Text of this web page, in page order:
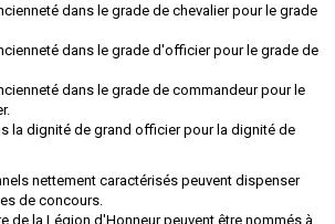
dans le grade de chevalier pour le grade
dans le grade d'officier pour le grade de
dans le grade de commandeur pour le
la dignité de grand officier pour la dignité de
nettement caractérisés peuvent dispenser
de concours.
de la Légion d'Honneur peuvent être nommés à